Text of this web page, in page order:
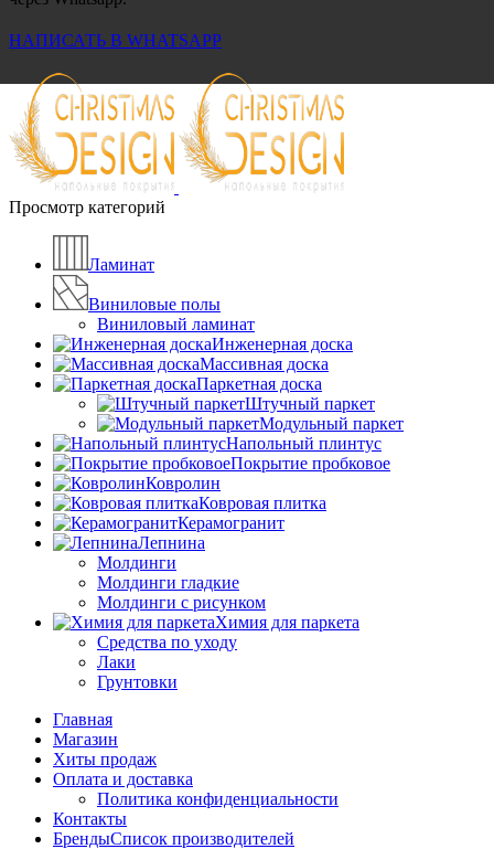
НАПИСАТЬ В WHATSAPP
Просмотр категорий
Ламинат
Виниловые полы
Виниловый ламинат
Инженерная доска
Массивная доска
Паркетная доска
Штучный паркет
Модульный паркет
Напольный плинтус
Покрытие пробковое
Ковролин
Ковровая плитка
Керамогранит
Лепнина
Молдинги
Молдинги гладкие
Молдинги с рисунком
Химия для паркета
Средства по уходу
Лаки
Грунтовки
Главная
Магазин
Хиты продаж
Оплата и доставка
Политика конфиденциальности
Контакты
БрендыСписок производителей